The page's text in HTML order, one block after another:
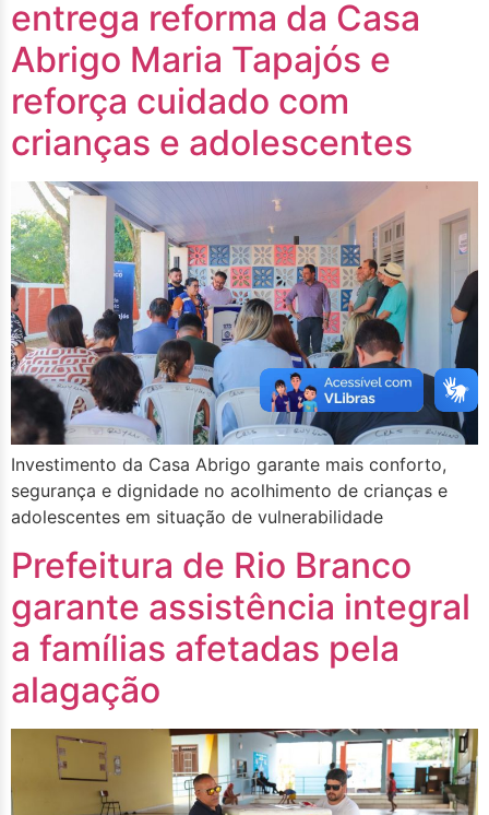
entrega reforma da Casa
Abrigo Maria Tapajós e
reforça cuidado com
crianças e adolescentes
Investimento da Casa Abrigo garante mais conforto,
segurança e dignidade no acolhimento de crianças e
adolescentes em situação de vulnerabilidade
Prefeitura de Rio Branco
garante assistência integral
a famílias afetadas pela
alagação